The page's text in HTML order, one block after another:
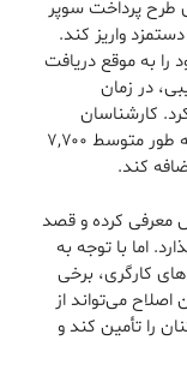
طرح پرداخت سوپر
واریز کند.
را به موقع دریافت
در زمان
کارشناسان
تخمین می‌زنند که اجرای این طرح می‌تواند به طور متوسط ۷,۷۰۰
کند.
را بیش از ۱۸ ماه پیش معرفی کرده و قصد
اجرا بگذارد. اما با توجه به
کارگری، برخی
می‌تواند از
را تأمین کند و